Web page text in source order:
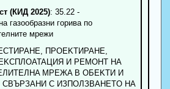
(КИД 2025): 35.22 -
газообразни горива по
мрежи
ПPOEKTИPAHE,
И PEMOHT HA
MPEЖA B OБEKTИ И
C ИЗПOЛЗBAHETO HA